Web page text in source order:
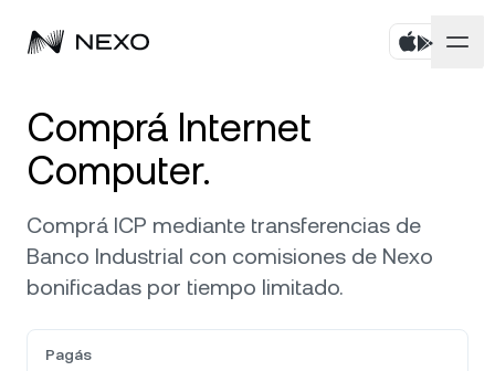
Comprá activos
Rendimiento Flexible
Fixed-term Savings
Nexo Card
Negocios
Cuentas corporativas
Prime Brokerage
White Label
Mercados
El mercado subió 0,56 %en las últimas 24 horas
Empresa
Acerca de
Localización
Comprá Internet
Computer.
Comprá ICP mediante transferencias de
Banco Industrial con comisiones de Nexo
bonificadas por tiempo limitado.
Pagás